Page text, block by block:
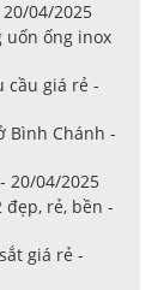
04/2025
uốn ống inox
cầu giá rẻ -
Bình Chánh -
20/04/2025
rẻ, bền -
giá rẻ -